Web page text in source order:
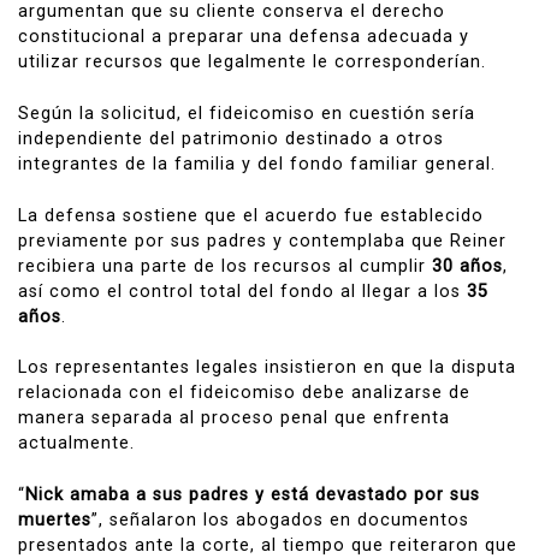
argumentan que su cliente conserva el derecho
constitucional a preparar una defensa adecuada y
utilizar recursos que legalmente le corresponderían.
Según la solicitud, el fideicomiso en cuestión sería
independiente del patrimonio destinado a otros
integrantes de la familia y del fondo familiar general.
La defensa sostiene que el acuerdo fue establecido
previamente por sus padres y contemplaba que Reiner
recibiera una parte de los recursos al cumplir 30 años,
así como el control total del fondo al llegar a los 35
años.
Los representantes legales insistieron en que la disputa
relacionada con el fideicomiso debe analizarse de
manera separada al proceso penal que enfrenta
actualmente.
“Nick amaba a sus padres y está devastado por sus
muertes”, señalaron los abogados en documentos
presentados ante la corte, al tiempo que reiteraron que